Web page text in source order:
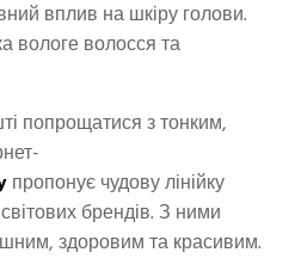
вплив на шкіру голови.
вологе волосся та
попрощатися з тонким,
пропонує чудову лінійку
брендів. З ними
здоровим та красивим.